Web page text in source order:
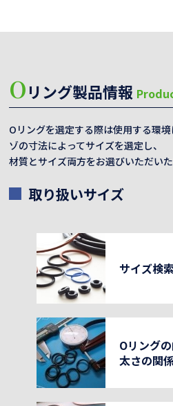
Oリング製品情報
Oリングを選定する際は使用する環
ゾの寸法によってサイズを選定し、
材質とサイズ両方をお選びいただい
取り扱いサイズ
サイズ検索
Oリング
太さの関